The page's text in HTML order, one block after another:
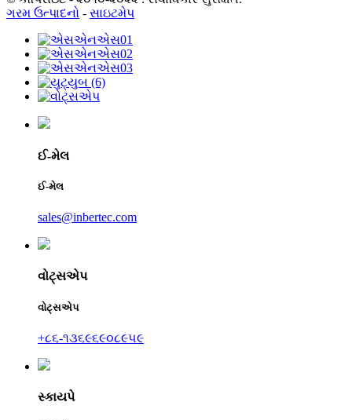
ગરમ ઉત્પાદનો - સાઇટમેપ
ઈ-મેલ
ઈ-મેલ
sales@inbertec.com
વોટ્સએપ
વોટ્સએપ
+૮૬-૧૩૬૯૬૯૦૮૯૫૯
સ્કાયપે